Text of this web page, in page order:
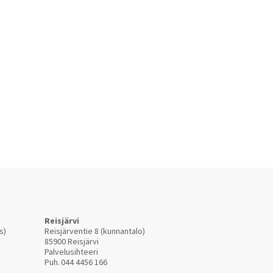
Reisjärvi
Reisjärventie 8 (kunnantalo)
85900 Reisjärvi
Palvelusihteeri
Puh.044 4456 166